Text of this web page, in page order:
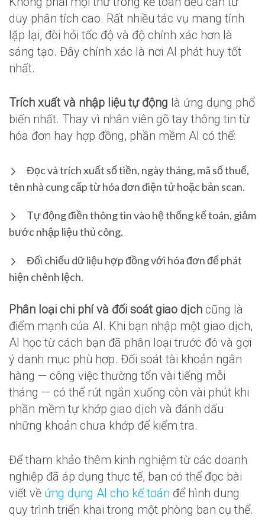
duy phân tích cao. Rất nhiều tác vụ mang tính
lặp lại, đòi hỏi tốc độ và độ chính xác hơn là
sáng tạo. Đây chính xác là nơi AI phát huy tốt
nhất.
Trích xuất và nhập liệu tự động là ứng dụng phổ
biến nhất. Thay vì nhân viên gõ tay thông tin từ
hóa đơn hay hợp đồng, phần mềm AI có thể:
Đọc và trích xuất số tiền, ngày tháng, mã số thuế,
tên nhà cung cấp từ hóa đơn điện tử hoặc bản scan.
Tự động điền thông tin vào hệ thống kế toán, giảm
bước nhập liệu thủ công.
Đối chiếu dữ liệu hợp đồng với hóa đơn để phát
hiện chênh lệch.
Phân loại chi phí và đối soát giao dịch cũng là
điểm mạnh của AI. Khi bạn nhập một giao dịch,
AI học từ cách bạn đã phân loại trước đó và gợi
ý danh mục phù hợp. Đối soát tài khoản ngân
hàng — công việc thường tốn vài tiếng mỗi
tháng — có thể rút ngắn xuống còn vài phút khi
phần mềm tự khớp giao dịch và đánh dấu
những khoản chưa khớp để kiểm tra.
Để tham khảo thêm kinh nghiệm từ các doanh
nghiệp đã áp dụng thực tế, bạn có thể đọc bài
viết về ứng dụng AI cho kế toán để hình dung
quy trình triển khai trong một phòng ban cụ thể.